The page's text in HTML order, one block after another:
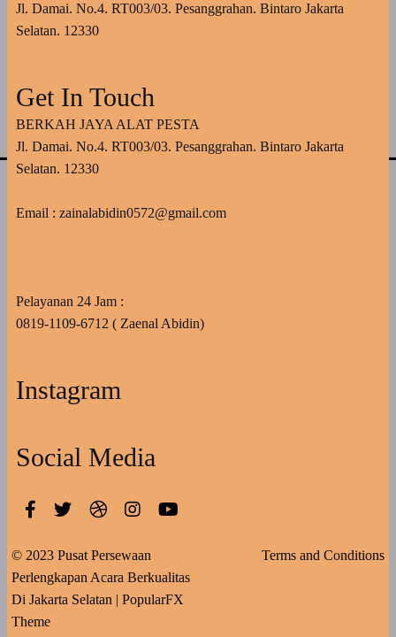
Jl. Damai. No.4. RT003/03. Pesanggrahan. Bintaro Jakarta
Selatan. 12330
Get In Touch
BERKAH JAYA ALAT PESTA
Jl. Damai. No.4. RT003/03. Pesanggrahan. Bintaro Jakarta
Selatan. 12330
Email : zainalabidin0572@gmail.com
Pelayanan 24 Jam :
0819-1109-6712 ( Zaenal Abidin)
Instagram
Social Media
© 2023 Pusat Persewaan
Perlengkapan Acara Berkualitas
Di Jakarta Selatan | PopularFX
Theme
Terms and Conditions